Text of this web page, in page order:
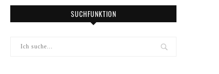
SUCHFUNKTION